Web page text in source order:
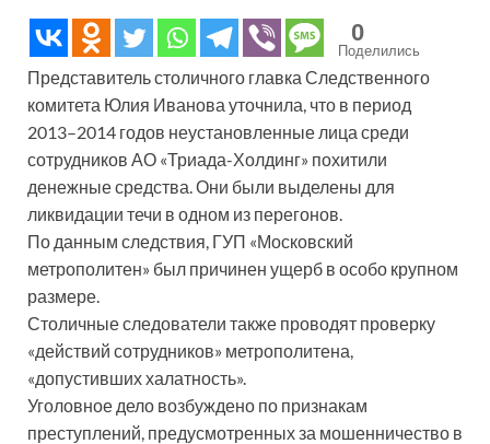
0
Поделились
Представитель столичного главка Следственного
комитета Юлия Иванова уточнила, что в период
2013–2014 годов неустановленные лица среди
сотрудников АО «Триада-Холдинг» похитили
денежные средства. Они были выделены для
ликвидации течи в одном из перегонов.
По данным следствия, ГУП «Московский
метрополитен» был причинен ущерб в особо крупном
размере.
Столичные следователи также проводят проверку
«действий сотрудников» метрополитена,
«допустивших халатность».
Уголовное дело возбуждено по признакам
преступлений, предусмотренных за мошенничество в